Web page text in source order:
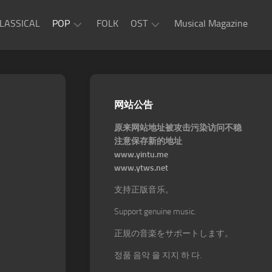
POP FOLK OST
OST
Musical Magazine
网站公告
原来网站地址被攻击污染访问不稳
注意保存新的地址
www.yintu.me
www.ytws.net
支持正版音乐。
Support genuine music.
正規の音楽をサポートします。
정품 음악 을 지지 하 다.